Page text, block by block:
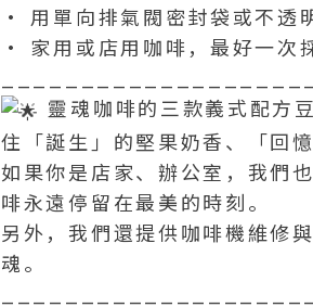
• 用單向排氣閥密封袋或不透
• 家用或店用咖啡，最好一次
靈魂咖啡的三款義式配方
住「誕生」的堅果奶香、「回
如果你是店家、辦公室，我們
啡永遠停留在最美的時刻。
另外，我們還提供咖啡機維修
魂。